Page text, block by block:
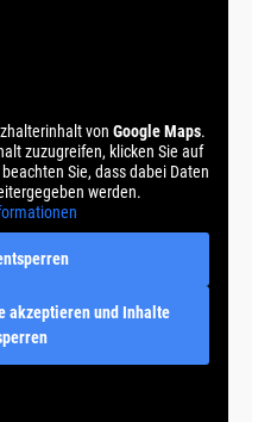
von Google Maps.
zuzugreifen, klicken Sie auf
Sie, dass dabei Daten
werden.
akzeptieren und Inhalte